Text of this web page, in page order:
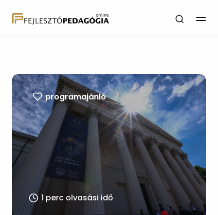
programajánló
1 perc olvasási idő